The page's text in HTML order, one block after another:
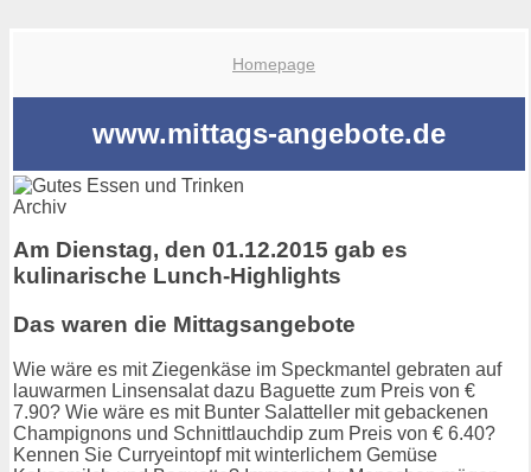
Homepage
www.mittags-angebote.de
Archiv
Am Dienstag, den 01.12.2015 gab es
kulinarische Lunch-Highlights
Das waren die Mittagsangebote
Wie wäre es mit Ziegenkäse im Speckmantel gebraten auf
lauwarmen Linsensalat dazu Baguette zum Preis von €
7.90? Wie wäre es mit Bunter Salatteller mit gebackenen
Champignons und Schnittlauchdip zum Preis von € 6.40?
Kennen Sie Curryeintopf mit winterlichem Gemüse